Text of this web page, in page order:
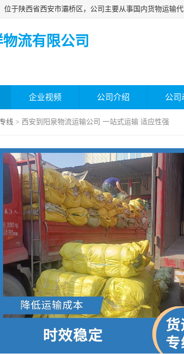
流有限公司
企业视频 公司介绍 公司
线 > 西安到阳泉物流运输公司 一站式运输 适应性强